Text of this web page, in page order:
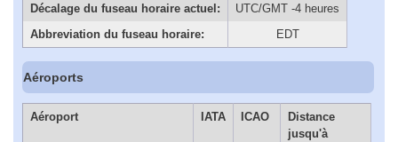
Décalage du fuseau horaire actuel:
UTC/GMT -4 heures
Abbreviation du fuseau horaire:
EDT
Aéroports
Aéroport IATA ICAO
Distance
jusqu'à